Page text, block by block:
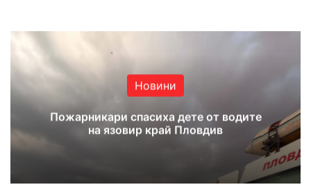
Новини
Пожарникари спасиха дете от водите
на язовир край Пловдив